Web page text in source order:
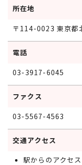
所在地
〒114-0023 東京都
電話
03-3917-6045
ファクス
03-5567-4563
交通アクセス
駅からのアクセ